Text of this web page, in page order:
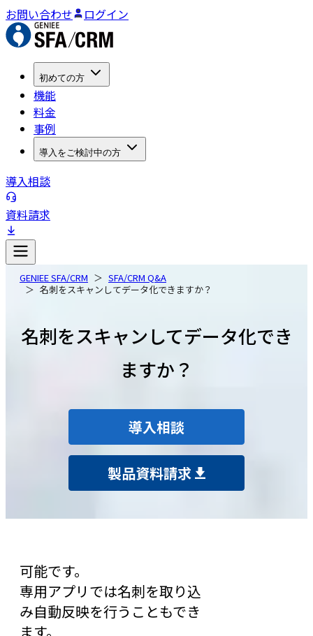
お問い合わせ ログイン
初めての方
機能
料金
事例
導入をご検討中の方
導入相談
資料請求
GENIEE SFA/CRM
SFA/CRM Q&A
名刺をスキャンしてデータ化できますか？
名刺をスキャンしてデータ化でき
ますか？
導入相談
製品資料請求
可能です。
専用アプリでは名刺を取り込
み自動反映を行うこともでき
ます。